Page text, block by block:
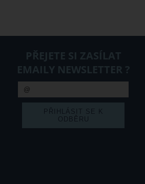
PŘEJETE SI ZASÍLAT
EMAILY NEWSLETTER ?